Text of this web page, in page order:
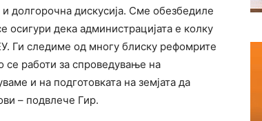
долгорочна дискусија. Сме обезбедиле
осигури дека администрацијата е колку
Ги следиме од многу блиску рефомрите
се работи за спроведување на
и на подготовката на земјата да
– подвлече Гир.